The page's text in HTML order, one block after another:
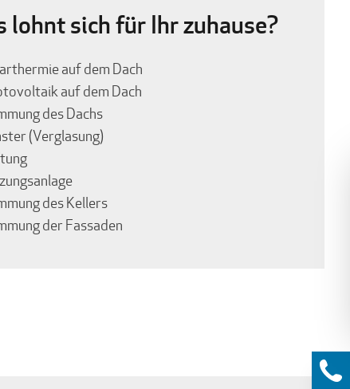
lohnt sich für Ihr zuhause?
auf dem Dach
auf dem Dach
des Dachs
(Verglasung)
des Kellers
der Fassaden